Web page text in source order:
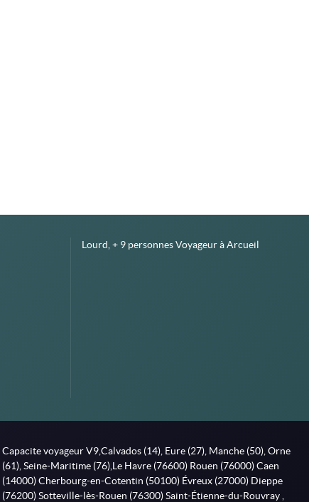
Lourd, + 9 personnes Voyageur à Arcueil
Capacite voyageur V9,Calvados (14), Eure (27), Manche (50), Orne
(61), Seine-Maritime (76),Le Havre (76600) Rouen (76000) Caen
(14000) Cherbourg-en-Cotentin (50100) Évreux (27000) Dieppe
(76200) Sotteville-lès-Rouen (76300) Saint-Étienne-du-Rouvray ,